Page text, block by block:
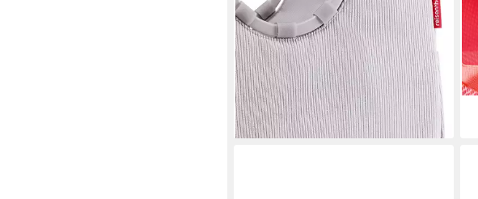
lieferbar - in 2-3 Werktagen bei dir
+49